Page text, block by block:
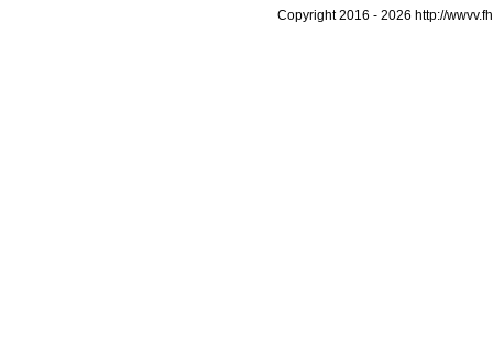
Copyright 2016 - 2026 http://